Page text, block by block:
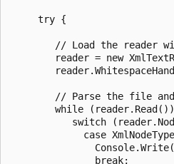
     try {
// Load the reader
reader = new
// Parse the file
while
switch
case
               break;